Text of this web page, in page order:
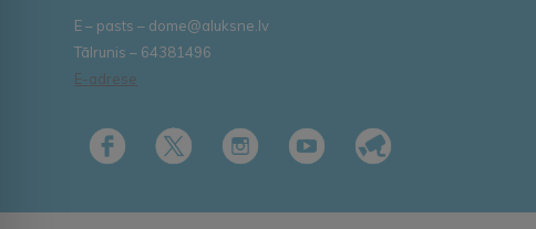
E – pasts – dome@aluksne.lv
Tālrunis – 64381496
E-adrese